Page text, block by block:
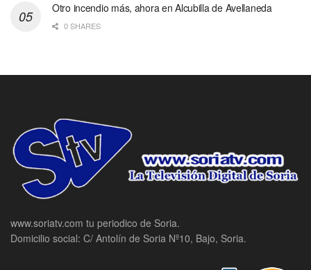
Otro incendio más, ahora en Alcubilla de Avellaneda
0 SHARES
www.soriatv.com tu periodico de Soria.
Domicilio social: C/ Antolín de Soria Nº10, Bajo, Soria.